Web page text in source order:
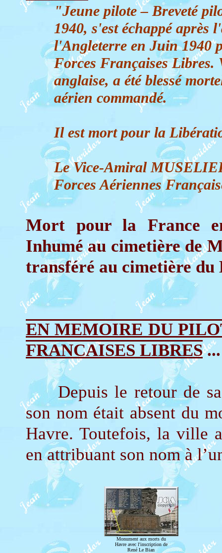
"Jeune pilote – Breveté
1940, s'est échappé après
l'Angleterre en Juin 1940
Forces Françaises Libres.
anglaise, a été blessé
aérien commandé.
Il est mort pour la
Le Vice-Amiral
Forces Aériennes
Mort pour la France
Inhumé au cimetière de
transféré au cimetière du
EN MEMOIRE DU
FRANCAISES LIBRES...
Depuis le retour de sa
son nom était absent du
Havre. Toutefois, la ville
en attribuant son nom à
Monument aux morts du
Havre avec l'inscription de
René Le Bian